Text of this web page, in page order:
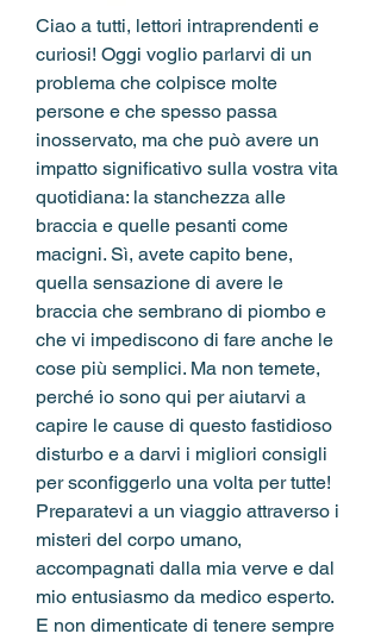
Ciao a tutti, lettori intraprendenti e
curiosi! Oggi voglio parlarvi di un
problema che colpisce molte
persone e che spesso passa
inosservato, ma che può avere un
impatto significativo sulla vostra vita
quotidiana: la stanchezza alle
braccia e quelle pesanti come
macigni. Sì, avete capito bene,
quella sensazione di avere le
braccia che sembrano di piombo e
che vi impediscono di fare anche le
cose più semplici. Ma non temete,
perché io sono qui per aiutarvi a
capire le cause di questo fastidioso
disturbo e a darvi i migliori consigli
per sconfiggerlo una volta per tutte!
Preparatevi a un viaggio attraverso i
misteri del corpo umano,
accompagnati dalla mia verve e dal
mio entusiasmo da medico esperto.
E non dimenticate di tenere sempre